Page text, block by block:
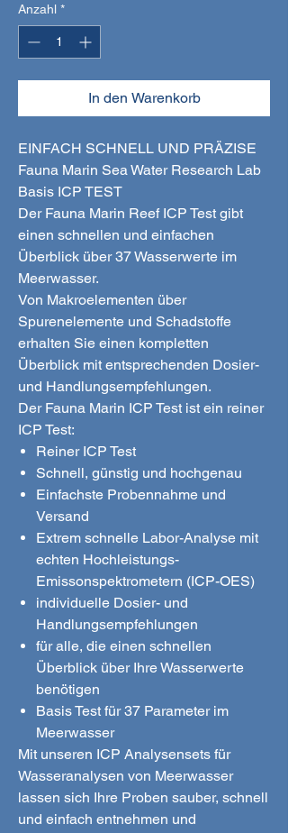
Anzahl *
In den Warenkorb
EINFACH SCHNELL UND PRÄZISE
Fauna Marin Sea Water Research Lab
Basis ICP TEST
Der Fauna Marin Reef ICP Test gibt
einen schnellen und einfachen
Überblick über 37 Wasserwerte im
Meerwasser.
Von Makroelementen über
Spurenelemente und Schadstoffe
erhalten Sie einen kompletten
Überblick mit entsprechenden Dosier-
und Handlungsempfehlungen.
Der Fauna Marin ICP Test ist ein reiner
ICP Test:
Reiner ICP Test
Schnell, günstig und hochgenau
Einfachste Probennahme und
Versand
Extrem schnelle Labor-Analyse mit
echten Hochleistungs-
Emissonspektrometern (ICP-OES)
individuelle Dosier- und
Handlungsempfehlungen
für alle, die einen schnellen
Überblick über Ihre Wasserwerte
benötigen
Basis Test für 37 Parameter im
Meerwasser
Mit unseren ICP Analysensets für
Wasseranalysen von Meerwasser
lassen sich Ihre Proben sauber, schnell
und einfach entnehmen und